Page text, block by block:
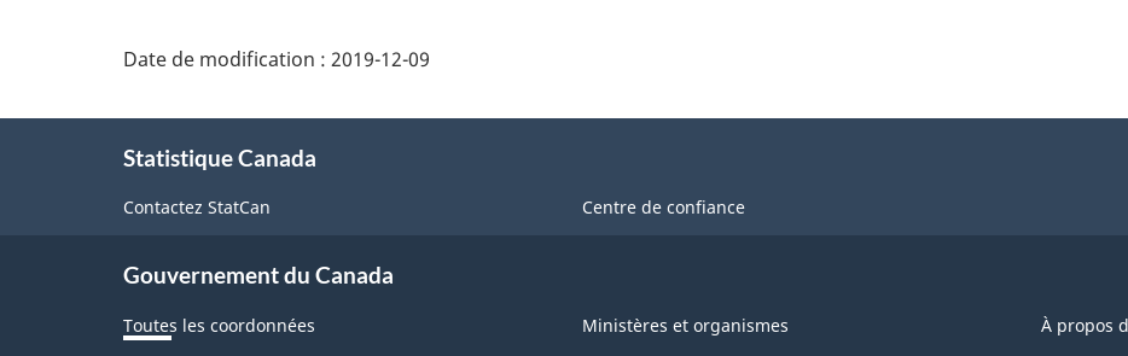
Date de modification : 2019-12-09
Statistique Canada
Contactez StatCan Centre de confiance
Gouvernement du Canada
Toutes les coordonnées Ministères et organismes À propos